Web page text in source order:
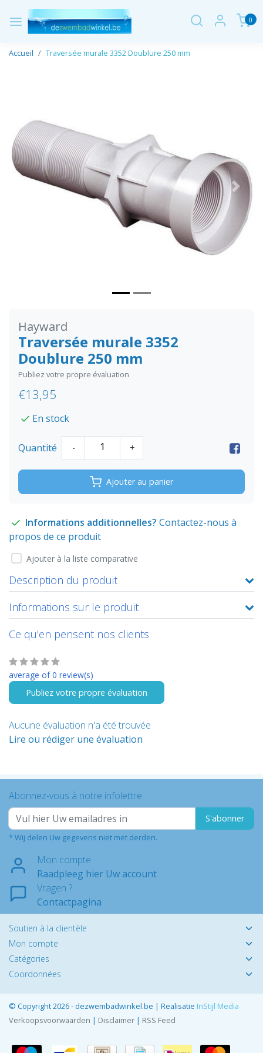
0
Accueil Traversée murale 3352 Doublure 250 mm
Page précédente Page
Hayward
Traversée murale 3352
Doublure 250 mm
Publiez votre propre évaluation
€13,95
En stock
Quantité - +
Ajouter au panier
Informations additionnelles? Contactez-nous à
propos de ce produit
Ajouter à la liste comparative
Description du produit
Informations sur le produit
Ce qu'en pensent nos clients
average of 0 review(s)
Publiez votre propre évaluation
Aucune évaluation n'a été trouvée
Lire ou rédiger une évaluation
Abonnez-vous à notre infolettre
S'abonner
* Wij delen Uw gegevens niet met derden.
Mon compte
Raadpleeg hier Uw account
Vragen ?
Contactpagina
Soutien à la clientèle
Mon compte
Catégories
Coordonnées
© Copyright 2026 - dezwembadwinkel.be | Realisatie InStijl Media
Verkoopsvoorwaarden | Disclaimer | RSS Feed